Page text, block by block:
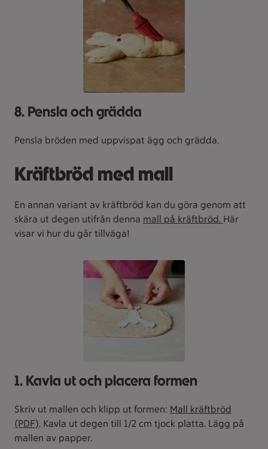
8. Pensla och grädda
Pensla bröden med uppvispat ägg och grädda.
Kräftbröd med mall
En annan variant av kräftbröd kan du göra genom att
skära ut degen utifrån denna mall på kräftbröd. Här
visar vi hur du går tillväga!
1. Kavla ut och placera formen
Skriv ut mallen och klipp ut formen: Mall kräftbröd
(PDF). Kavla ut degen till 1/2 cm tjock platta. Lägg på
mallen av papper.